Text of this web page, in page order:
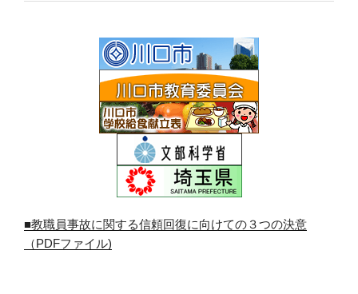
■教職員事故に関する信頼回復に向けての３つの決意
（PDFファイル)